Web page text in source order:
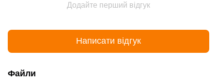
Додайте перший відгук
Написати відгук
Файли